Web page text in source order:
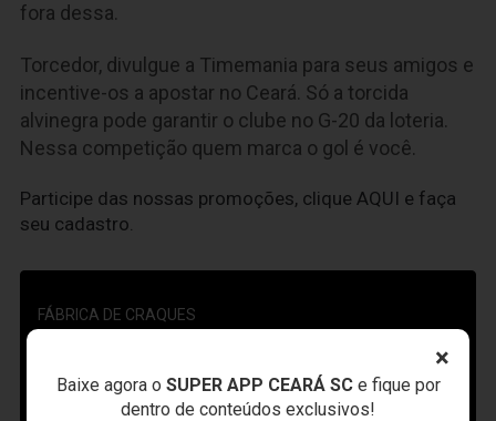
×
Baixe agora o SUPER APP CEARÁ SCe fique por
dentro de conteúdos exclusivos!
fora dessa.
Torcedor, divulgue a Timemania para seus amigos e
incentive-os a apostar no Ceará. Só a torcida
alvinegra pode garantir o clube no G-20 da loteria.
Nessa competição quem marca o gol é você.
Participe das nossas promoções, clique AQUI e faça
seu cadastro.
FÁBRICA DE CRAQUES
TIMEMANIA